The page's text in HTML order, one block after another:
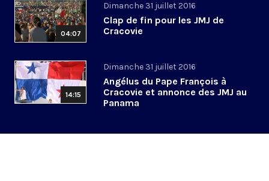
04:07
Dimanche 31 juillet 2016
Clap de fin pour les JMJ de
Cracovie
14:15
Dimanche 31 juillet 2016
Angélus du Pape François à
Cracovie et annonce des JMJ au
Panama